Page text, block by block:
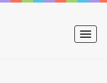
Toggle